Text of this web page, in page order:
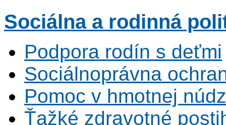
Sociálnaa rodinná
Podpora rodín s deťmi
Sociálnoprávna
Pomoc v hmotnej
Ťažké zdravotné